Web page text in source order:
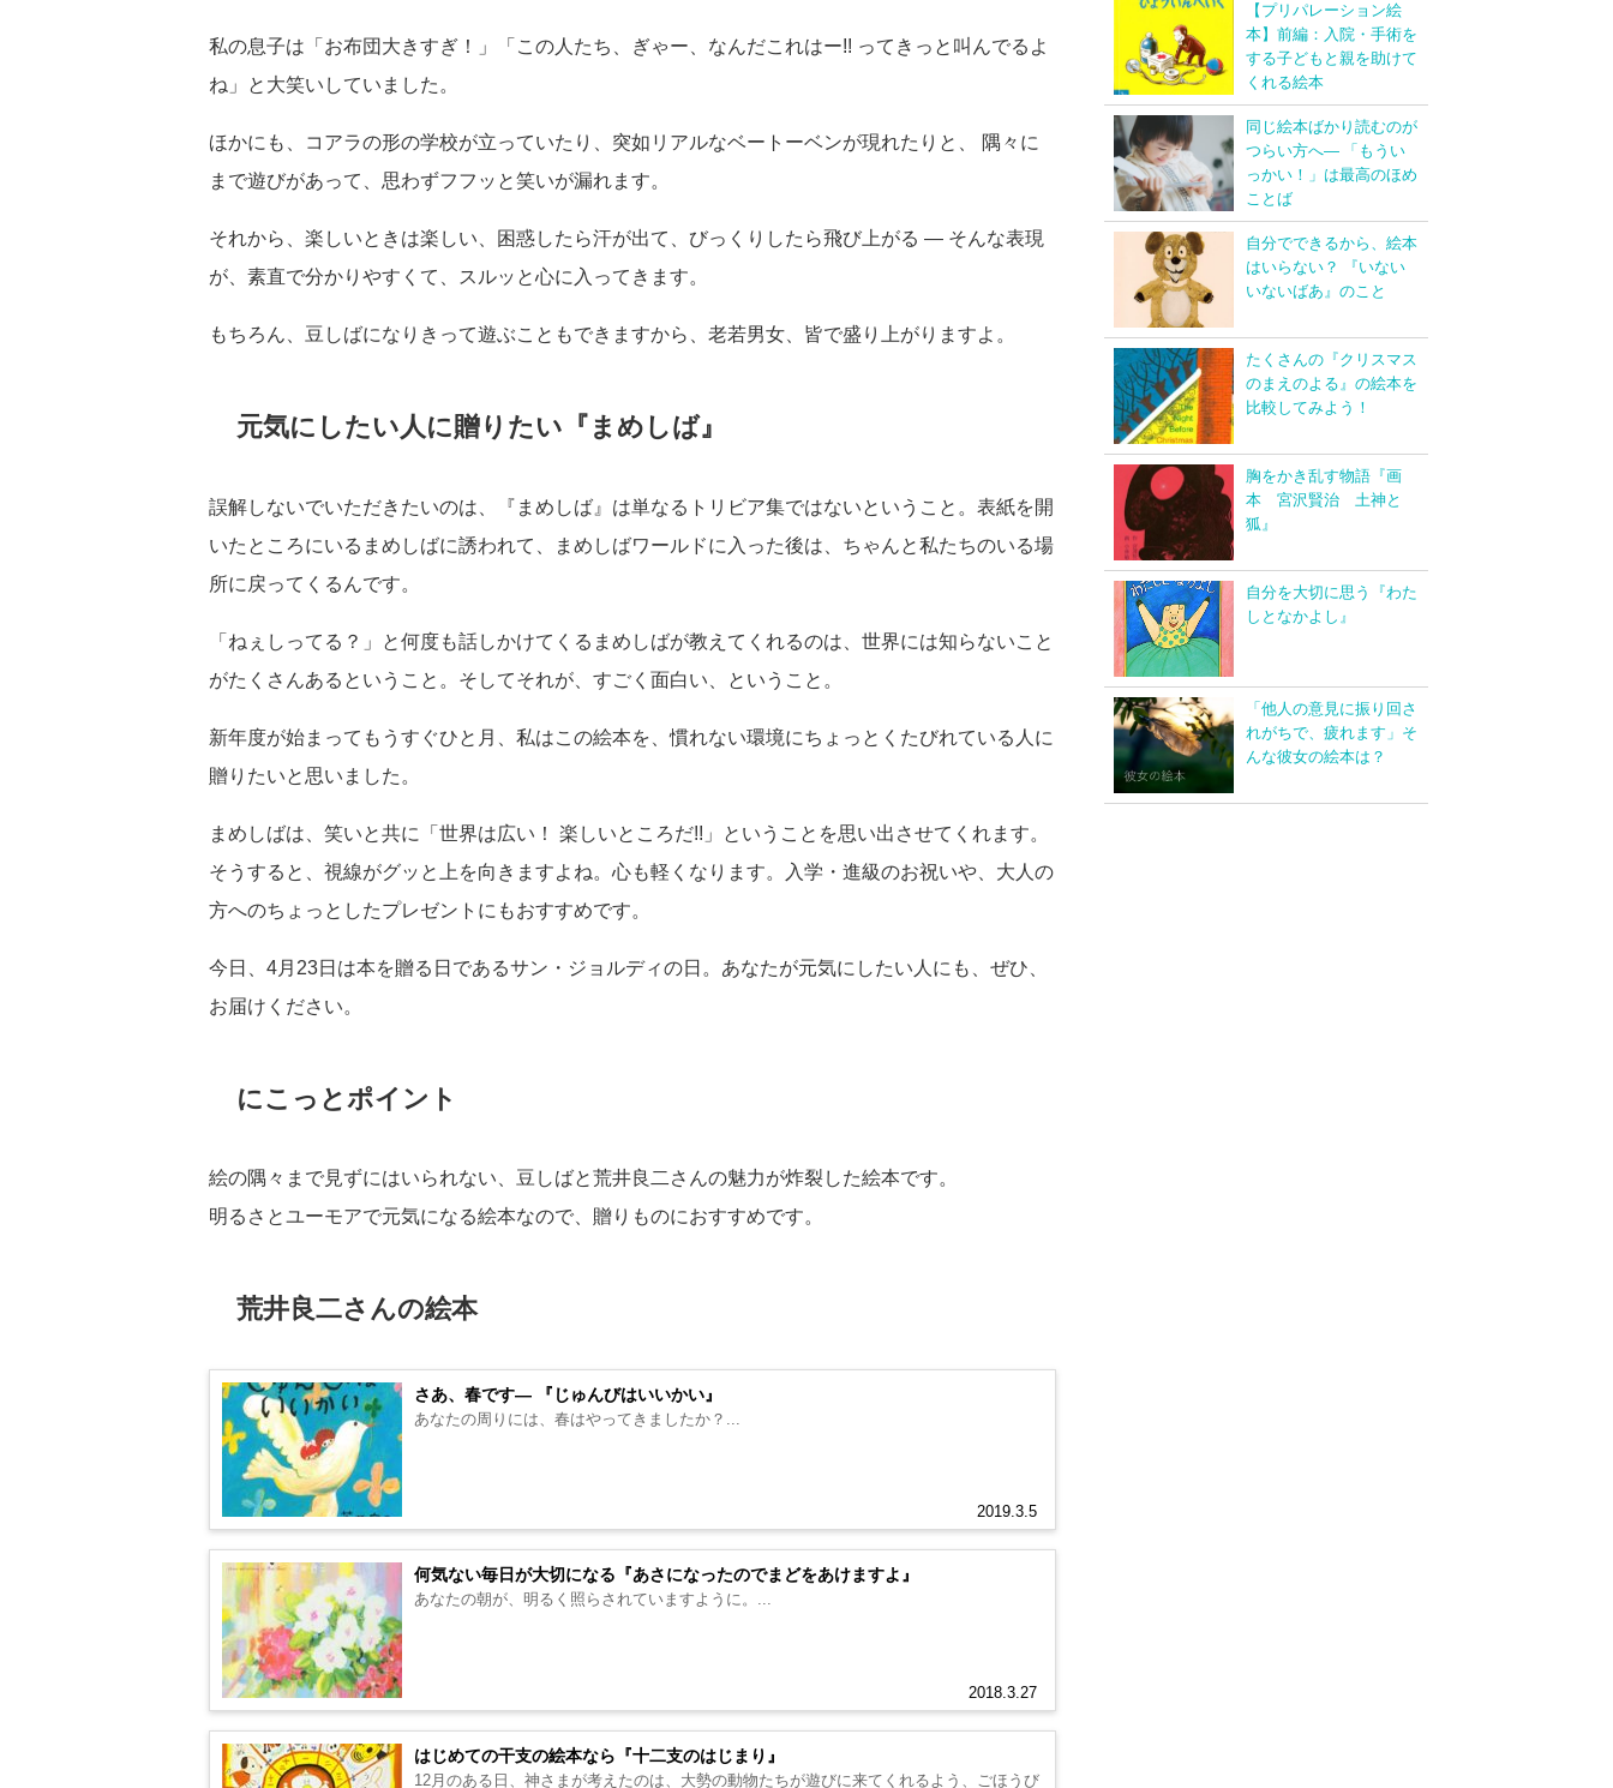
私の息子は「お布団大きすぎ！」「この人たち、ぎゃー、なんだこれはー!! ってきっと叫んでるよ
ね」と大笑いしていました。
ほかにも、コアラの形の学校が立っていたり、突如リアルなベートーベンが現れたりと、 隅々に
まで遊びがあって、思わずフフッと笑いが漏れます。
それから、楽しいときは楽しい、困惑したら汗が出て、びっくりしたら飛び上がる ― そんな表現
が、素直で分かりやすくて、スルッと心に入ってきます。
もちろん、豆しばになりきって遊ぶこともできますから、老若男女、皆で盛り上がりますよ。
元気にしたい人に贈りたい『まめしば』
誤解しないでいただきたいのは、『まめしば』は単なるトリビア集ではないということ。表紙を開
いたところにいるまめしばに誘われて、まめしばワールドに入った後は、ちゃんと私たちのいる場
所に戻ってくるんです。
「ねぇしってる？」と何度も話しかけてくるまめしばが教えてくれるのは、世界には知らないこと
がたくさんあるということ。そしてそれが、すごく面白い、ということ。
新年度が始まってもうすぐひと月、私はこの絵本を、慣れない環境にちょっとくたびれている人に
贈りたいと思いました。
まめしばは、笑いと共に「世界は広い！ 楽しいところだ!!」ということを思い出させてくれます。
そうすると、視線がグッと上を向きますよね。心も軽くなります。入学・進級のお祝いや、大人の
方へのちょっとしたプレゼントにもおすすめです。
今日、4月23日は本を贈る日であるサン・ジョルディの日。あなたが元気にしたい人にも、ぜひ、
お届けください。
にこっとポイント
絵の隅々まで見ずにはいられない、豆しばと荒井良二さんの魅力が炸裂した絵本です。
明るさとユーモアで元気になる絵本なので、贈りものにおすすめです。
荒井良二さんの絵本
さあ、春です― 『じゅんびはいいかい』
2019.3.5
あなたの周りには、春はやってきましたか？...
何気ない毎日が大切になる『あさになったのでまどをあけますよ』
2018.3.27
あなたの朝が、明るく照らされていますように。...
はじめての干支の絵本なら『十二支のはじまり』
12月のある日、神さまが考えたのは、大勢の動物たちが遊びに来てくれるよう、ごほうび
【プリパレーション絵
本】前編：入院・手術を
する子どもと親を助けて
くれる絵本
同じ絵本ばかり読むのが
つらい方へ― 「もうい
っかい！」は最高のほめ
ことば
自分でできるから、絵本
はいらない？ 『いない
いないばあ』のこと
たくさんの『クリスマス
のまえのよる』の絵本を
比較してみよう！
胸をかき乱す物語『画
本 宮沢賢治 土神と
狐』
自分を大切に思う『わた
しとなかよし』
「他人の意見に振り回さ
れがちで、疲れます」そ
んな彼女の絵本は？